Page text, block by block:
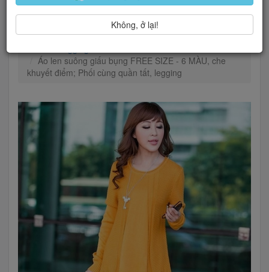
Trang chủ Thời Trang Nữ
Quần
Áo len suông giấu bụng FREE SIZE - 6 MÀU, che
khuyết điểm; Phối cùng quần tất, legging
Không, ở lại!